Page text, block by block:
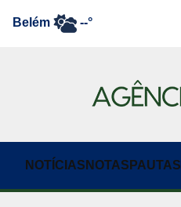
Belém --°
NOTÍCIAS NOTAS PAUTAS